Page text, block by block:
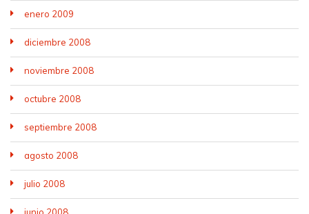
enero 2009
diciembre 2008
noviembre 2008
octubre 2008
septiembre 2008
agosto 2008
julio 2008